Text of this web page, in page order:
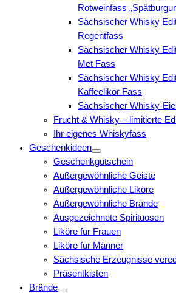
Rotweinfass
Sächsischer Whisky
Regentfass
Sächsischer Whisky
Met Fass
Sächsischer Whisky
Kaffeelikör Fass
Sächsischer Whisky-
Frucht & Whisky – limitierte
Ihr eigenes Whiskyfass
Geschenkideen
Geschenkgutschein
Außergewöhnliche Geiste
Außergewöhnliche Liköre
Außergewöhnliche Brände
Ausgezeichnete Spirituosen
Liköre für Frauen
Liköre für Männer
Sächsische Erzeugnisse
Präsentkisten
Brände